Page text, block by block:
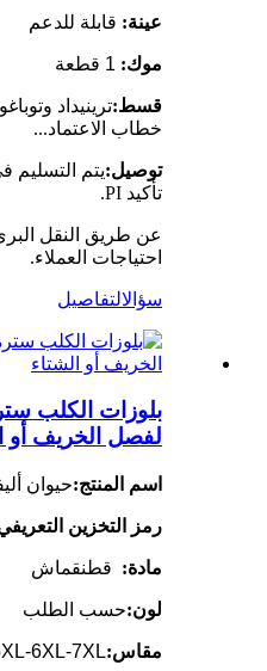
عينة: قابلة للدعم
موك: 1 قطعة
قسط:ترينيداد
خطاب الاعتماد...
توصيل:
تأكيد PI.
عن طريق النقل
احتياجات العملاء.
سؤالالتفاصيل
بلوزات الكلب
لفصل الخريف أو
اسم المنتج:حيوان
رمز التخزين
مادة: قطنقماش
لون:حسب الطلب
مقاس:6XL-7XL